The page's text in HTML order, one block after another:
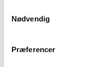
Nødvendig
Præferencer
Fantastisk